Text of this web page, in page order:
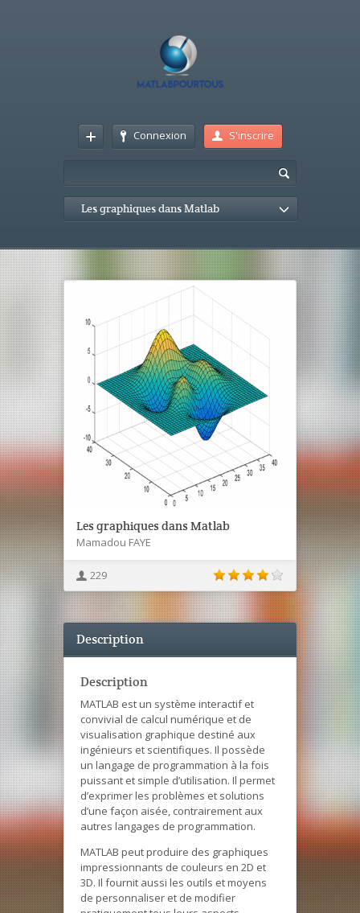
Connexion S'inscrire
Les graphiques dans Matlab
Les graphiques dans Matlab
Mamadou FAYE
229
Description
Description
MATLAB est un système interactif et
convivial de calcul numérique et de
visualisation graphique destiné aux
ingénieurs et scientifiques. Il possède
un langage de programmation à la fois
puissant et simple d’utilisation. Il permet
d’exprimer les problèmes et solutions
d’une façon aisée, contrairement aux
autres langages de programmation.
MATLAB peut produire des graphiques
impressionnants de couleurs en 2D et
3D. Il fournit aussi les outils et moyens
de personnaliser et de modifier